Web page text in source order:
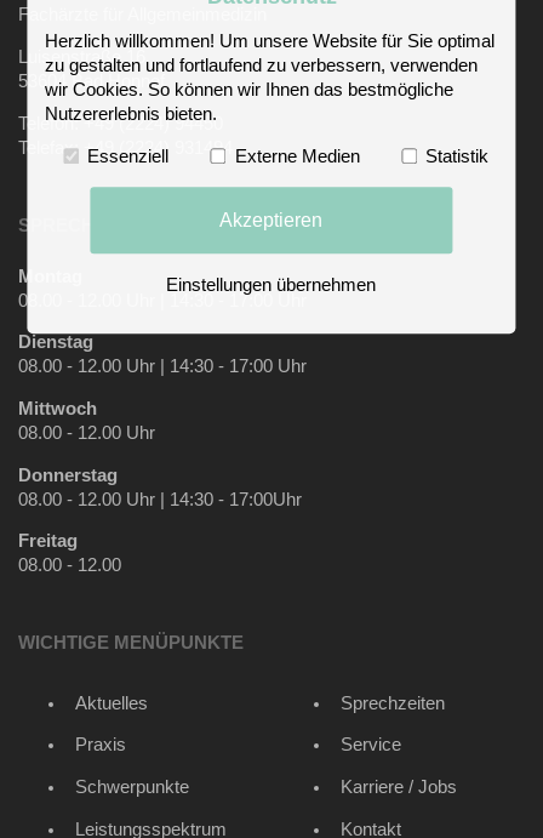
Fachärzte für Allgemeinmedizin
Luisenstraße 16
53604 Bad Honnef
Telefon: +49 (2224) 94450
Telefax: +49 (2224) 931494
SPRECHZEITEN
Montag
08.00 - 12.00 Uhr | 14:30 - 17:00 Uhr
Dienstag
08.00 - 12.00 Uhr | 14:30 - 17:00 Uhr
Mittwoch
08.00 - 12.00 Uhr
Donnerstag
08.00 - 12.00 Uhr | 14:30 - 17:00Uhr
Freitag
08.00 - 12.00
WICHTIGE MENÜPUNKTE
Aktuelles
Praxis
Schwerpunkte
Leistungsspektrum
Sprechzeiten
Service
Karriere / Jobs
Kontakt
Herzlich willkommen! Um unsere Website für Sie optimal
zu gestalten und fortlaufend zu verbessern, verwenden
wir Cookies. So können wir Ihnen das bestmögliche
Nutzererlebnis bieten.
Essenziell Externe Medien Statistik
Akzeptieren
Einstellungen übernehmen